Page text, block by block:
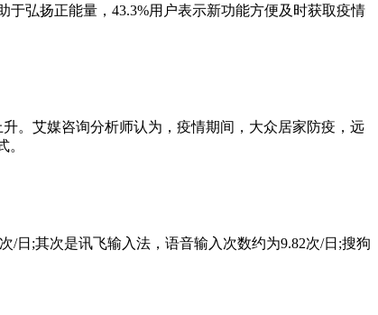
弘扬正能量，43.3%用户表示新功能方便及时获取疫情
。艾媒咨询分析师认为，疫情期间，大众居家防疫，远
;其次是讯飞输入法，语音输入次数约为9.82次/日;搜狗